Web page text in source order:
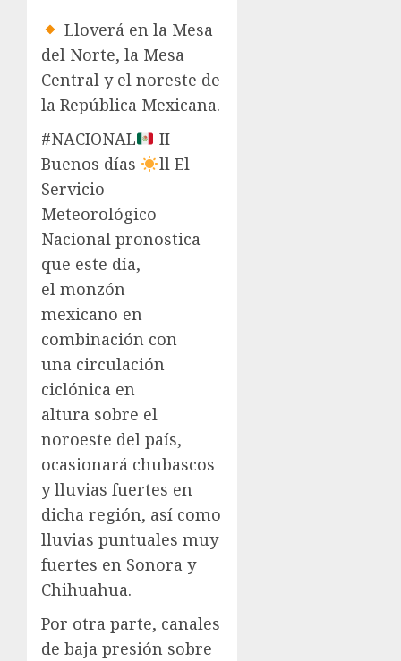
Lloverá en la Mesa
del Norte, la Mesa
Central y el noreste de
la República Mexicana.
#NACIONAL
II
Buenos días
ll El
Servicio
Meteorológico
Nacional pronostica
que este día,
el monzón
mexicano en
combinación con
una circulación
ciclónica en
altura sobre el
noroeste del país,
ocasionará chubascos
y lluvias fuertes en
dicha región, así como
lluvias puntuales muy
fuertes en Sonora y
Chihuahua.
Por otra parte, canales
de baja presión sobre